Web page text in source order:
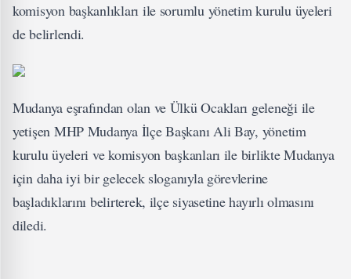
komisyon başkanlıkları ile sorumlu yönetim kurulu üyeleri
de belirlendi.
Mudanya eşrafından olan ve Ülkü Ocakları geleneği ile
yetişen MHP Mudanya İlçe Başkanı Ali Bay, yönetim
kurulu üyeleri ve komisyon başkanları ile birlikte Mudanya
için daha iyi bir gelecek sloganıyla görevlerine
başladıklarını belirterek, ilçe siyasetine hayırlı olmasını
diledi.